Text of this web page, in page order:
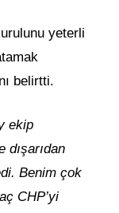
yeterli
belirtti.
ekip
dışarıdan
Benim çok
CHP’yi